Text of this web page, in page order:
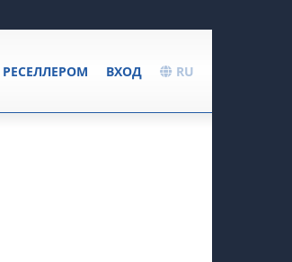
RU
ВХОД
РЕСЕЛЛЕРОМ